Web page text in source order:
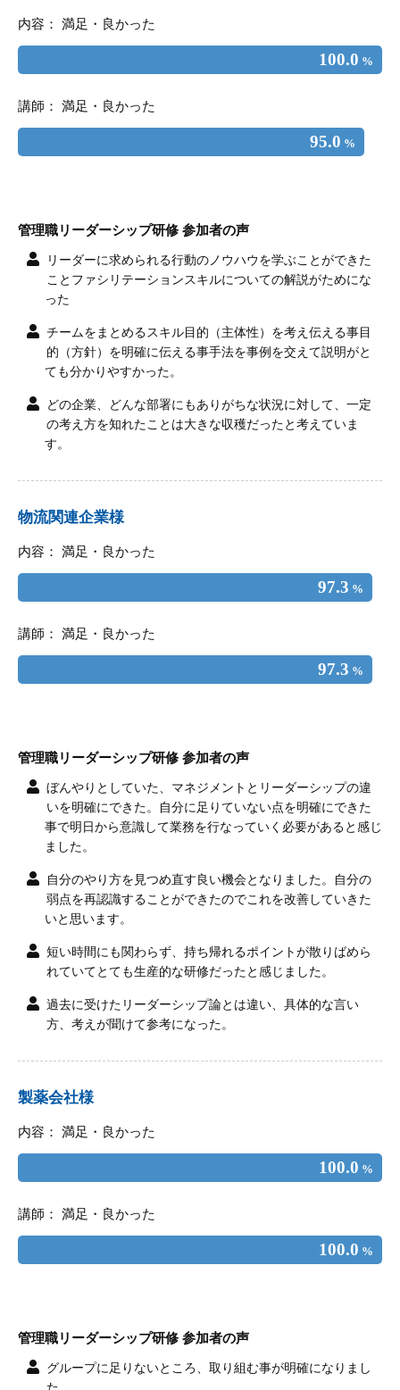
内容： 満足・良かった
100.0 %
講師： 満足・良かった
95.0 %
管理職リーダーシップ研修 参加者の声
リーダーに求められる行動のノウハウを学ぶことができた
ことファシリテーションスキルについての解説がためにな
った
チームをまとめるスキル目的（主体性）を考え伝える事目
的（方針）を明確に伝える事手法を事例を交えて説明がと
ても分かりやすかった。
どの企業、どんな部署にもありがちな状況に対して、一定
の考え方を知れたことは大きな収穫だったと考えていま
す。
物流関連企業様
内容： 満足・良かった
97.3 %
講師： 満足・良かった
97.3 %
管理職リーダーシップ研修 参加者の声
ぼんやりとしていた、マネジメントとリーダーシップの違
いを明確にできた。自分に足りていない点を明確にできた
事で明日から意識して業務を行なっていく必要があると感じ
ました。
自分のやり方を見つめ直す良い機会となりました。自分の
弱点を再認識することができたのでこれを改善していきた
いと思います。
短い時間にも関わらず、持ち帰れるポイントが散りばめら
れていてとても生産的な研修だったと感じました。
過去に受けたリーダーシップ論とは違い、具体的な言い
方、考えが聞けて参考になった。
製薬会社様
内容： 満足・良かった
100.0 %
講師： 満足・良かった
100.0 %
管理職リーダーシップ研修 参加者の声
グループに足りないところ、取り組む事が明確になりまし